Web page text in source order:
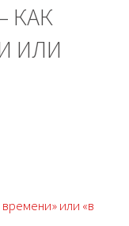
КАК
ИЛИ
или «в